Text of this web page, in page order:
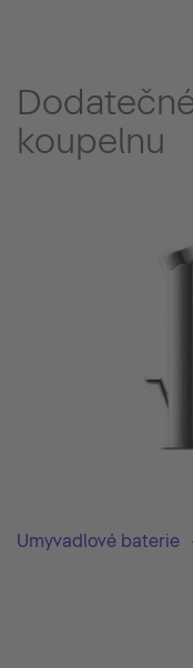
koupelnu
Umyvadlové baterie